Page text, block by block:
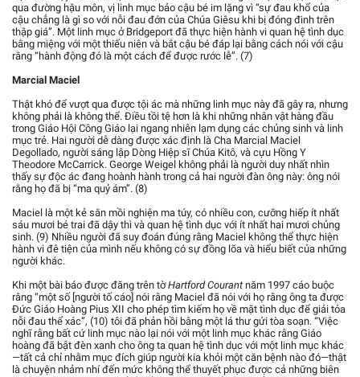
qua đường hậu môn, vị linh mục bảo cậu bé im lặng vì “sự đau khổ của
cậu chẳng là gì so với nỗi đau đớn của Chúa Giêsu khi bị đóng đinh trên
thập giá”. Một linh mục ở Bridgeport đã thực hiện hành vi quan hệ tình dục
bằng miệng với một thiếu niên và bắt cậu bé đáp lại bằng cách nói với cậu
rằng “hành động đó là một cách để được rước lễ”. (7)
Marcial Maciel
Thật khó để vượt qua được tội ác mà những linh mục này đã gây ra, nhưng
không phải là không thể. Điều tồi tệ hơn là khi những nhân vật hàng đầu
trong Giáo Hội Công Giáo lại ngang nhiên lạm dụng các chủng sinh và linh
mục trẻ. Hai người dễ dàng được xác định là Cha Marcial Maciel
Degollado, người sáng lập Dòng Hiệp sĩ Chúa Kitô, và cựu Hồng Y
Theodore McCarrick. George Weigel không phải là người duy nhất nhìn
thấy sự độc ác đang hoành hành trong cả hai người đàn ông này: ông nói
rằng họ đã bị “ma quỷ ám”. (8)
Maciel là một kẻ săn mồi nghiện ma túy, có nhiều con, cưỡng hiếp ít nhất
sáu mươi bé trai đã dậy thì và quan hệ tình dục với ít nhất hai mươi chủng
sinh. (9) Nhiều người đã suy đoán đúng rằng Maciel không thể thực hiện
hành vi đê tiện của mình nếu không có sự đồng lõa và hiểu biết của những
người khác.
Khi một bài báo được đăng trên tờHartford Courant năm 1997 cáo buộc
rằng “một số [người tố cáo] nói rằng Maciel đã nói với họ rằng ông ta được
Đức Giáo Hoàng Pius XII cho phép tìm kiếm họ về mặt tình dục để giải tỏa
nỗi đau thể xác”, (10) tôi đã phản hồi bằng một lá thư gửi tòa soạn. “Việc
nghĩ rằng bất cứ linh mục nào lại nói với một linh mục khác rằng Giáo
hoàng đã bật đèn xanh cho ông ta quan hệ tình dục với một linh mục khác
—tất cả chỉ nhằm mục đích giúp người kia khỏi một căn bệnh nào đó—thật
là chuyện nhảm nhí đến mức không thể thuyết phục được cả những biên